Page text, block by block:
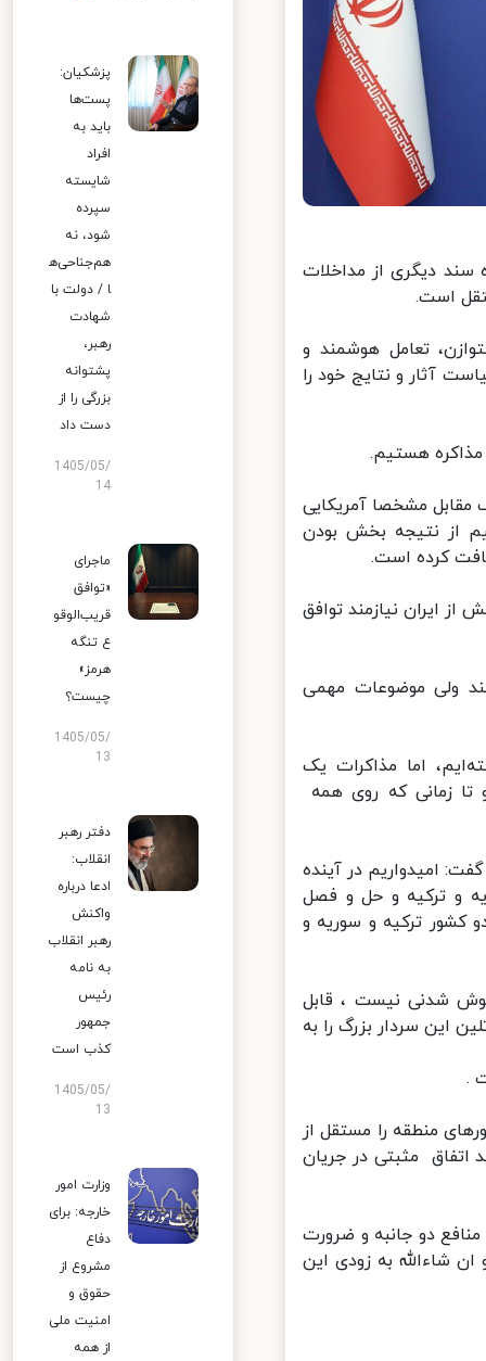
این ارتباط افزود : کودتای ۲۸ مردادماه سند دیگری از مداخلات
است.
تعامل هوشمند و
آثار و نتایج خود را
هستیم.
مشخصا آمریکایی
از نتیجه بخش بودن
کرده است.
ایران نیازمند توافق
ولی موضوعات مهمی
اما مذاکرات یک
زمانی که روی همه
امیدواریم در آینده
و ترکیه و حل و فصل
ترکیه و سوریه و
شدنی نیست ، قابل
این سردار بزرگ را به
منطقه را مستقل از
مثبتی در جریان
دو جانبه و ضرورت
به زودی این
پزشکیان:
پست‌ها
باید به
افراد
شایسته
سپرده
شود، نه
هم‌جناحی‌ه
ا / دولت با
شهادت
رهبر،
پشتوانه
بزرگی را از
دست داد
1405/05/
14
ماجرای
«توافق
قریب‌الوقو
ع تنگه
هرمز»
چیست؟
1405/05/
13
دفتر رهبر
انقلاب:
ادعا درباره
واکنش
رهبر انقلاب
به نامه
رئیس
جمهور
کذب است
1405/05/
13
وزارت امور
خارجه: برای
دفاع
مشروع از
حقوق و
امنیت ملی
از همه